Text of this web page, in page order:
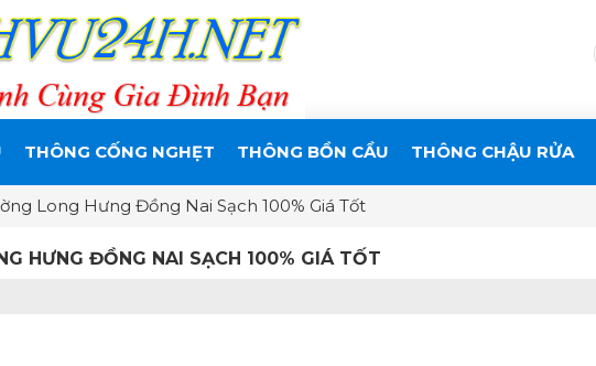
THÔNG CỐNG NGHẸT THÔNG BỒN CẦU THÔNG CHẬU RỬA
Long Hưng Đồng Nai Sạch 100% Giá Tốt
HƯNG ĐỒNG NAI SẠCH 100% GIÁ TỐT